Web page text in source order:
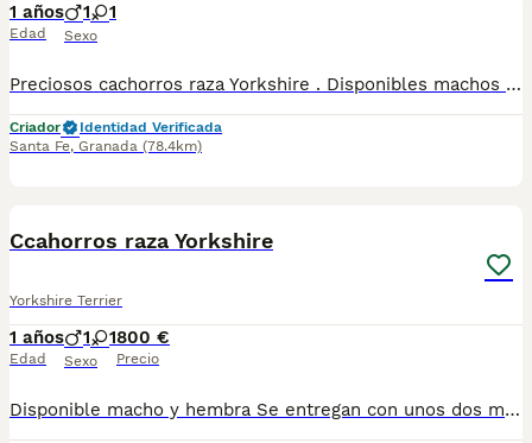
1 años
Edad
1 1
Sexo
Preciosos cachorros raza Yorkshire . Disponibles machos y hembras. Se entregan con unos dos meses y medio de edad y sus vacunas correspondientes, desparasitados, certificado de salud, garantías por escrito tanto por enfermedad vírica como congénito genética. Todos los cachorros son descendientes de las mejores líneas nacionales, criados por profesionales expertos. Se entregan en toda España con transporte propio de alta calidad preparado para animales, van en vehículo climatizado con chófer particular a cargo del comprador. Teléfono / Whats app: 641 92 23 90 Precio a partir de 1000€
Criador
Identidad Verificada
Santa Fe, Granada (78.4km)
Ccahorros raza Yorkshire
Yorkshire Terrier
1 años
Edad
1 1
Sexo
800 €
Precio
Disponible macho y hembra Se entregan con unos dos meses y medio de edad y sus vacunas correspondientes, desparasitados, certificado de salud, garantías por escrito tanto por enfermedad vírica como congénito genética. Todos los cachorros son descendientes de las mejores líneas nacionales, criados por profesionales expertos. Se entregan en toda España con transporte propio de alta calidad preparado para animales, van en vehículo climatizado con chófer particular a cargo del comprador. Teléfono / Whats app: 641 92 23 90 Precio a partir de 800€